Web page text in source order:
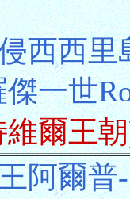
西西
一世
爾王
阿爾